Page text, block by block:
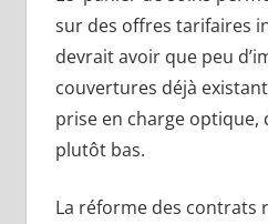
sur des offres tarifaires
devrait avoir que peu
couvertures déjà
prise en charge
plutôt bas.
La réforme des contrats